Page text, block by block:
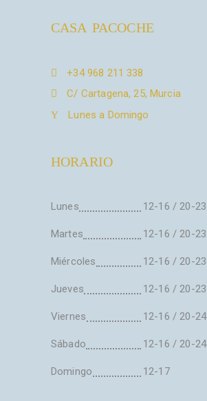
CASA PACOCHE
+34 968 211 338
C/ Cartagena, 25, Murcia
Lunes a Domingo
HORARIO
Lunes 12-16 / 20-23
Martes 12-16 / 20-23
Miércoles 12-16 / 20-23
Jueves 12-16 / 20-23
Viernes 12-16 / 20-24
Sábado 12-16 / 20-24
Domingo 12-17